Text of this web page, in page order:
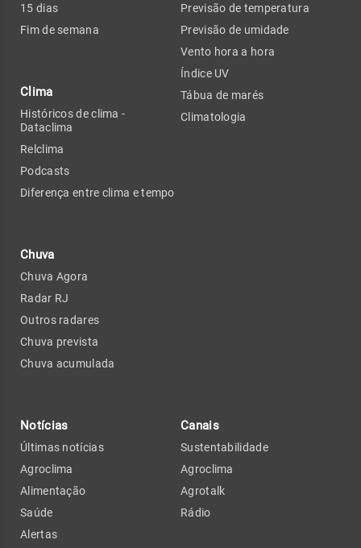
15 dias
Fim de semana
Clima
Históricos de clima -
Dataclima
Relclima
Podcasts
Diferença entre clima e tempo
Chuva
Chuva Agora
Radar RJ
Outros radares
Chuva prevista
Chuva acumulada
Previsão de temperatura
Previsão de umidade
Vento hora a hora
Índice UV
Tábua de marés
Climatologia
Notícias
Últimas notícias
Agroclima
Alimentação
Saúde
Alertas
Canais
Sustentabilidade
Agroclima
Agrotalk
Rádio